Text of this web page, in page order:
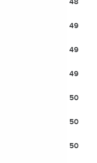
49
49
49
50
50
50